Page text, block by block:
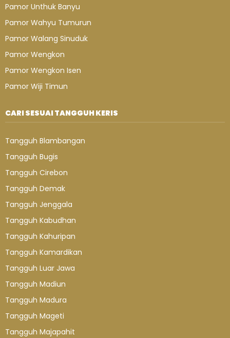
Pamor Unthuk Banyu
Pamor Wahyu Tumurun
Pamor Walang Sinuduk
Pamor Wengkon
Pamor Wengkon Isen
Pamor Wiji Timun
CARI SESUAI TANGGUH KERIS
Tangguh Blambangan
Tangguh Bugis
Tangguh Cirebon
Tangguh Demak
Tangguh Jenggala
Tangguh Kabudhan
Tangguh Kahuripan
Tangguh Kamardikan
Tangguh Luar Jawa
Tangguh Madiun
Tangguh Madura
Tangguh Mageti
Tangguh Majapahit